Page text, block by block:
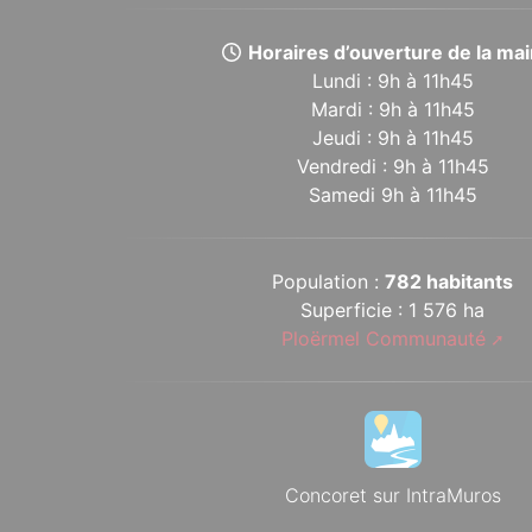
Horaires d’ouverture de la
Lundi : 9h à 11h45
Mardi : 9h à 11h45
Jeudi : 9h à 11h45
Vendredi : 9h à 11h45
Samedi 9h à 11h45
Population :782 habitants
Superficie : 1 576 ha
Ploërmel Communauté
Concoret sur IntraMuros